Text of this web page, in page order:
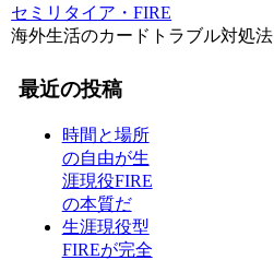
セミリタイア・FIRE
海外生活のカードトラブル対処法
最近の投稿
時間と場所
の自由が生
涯現役FIRE
の本質だ
生涯現役型
FIREが完全